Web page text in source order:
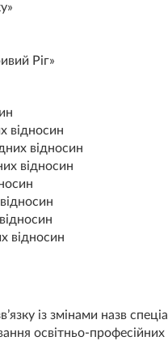
Ріг»
відносин
відносин
відносин
відносин
із змінами назв
освітньо-